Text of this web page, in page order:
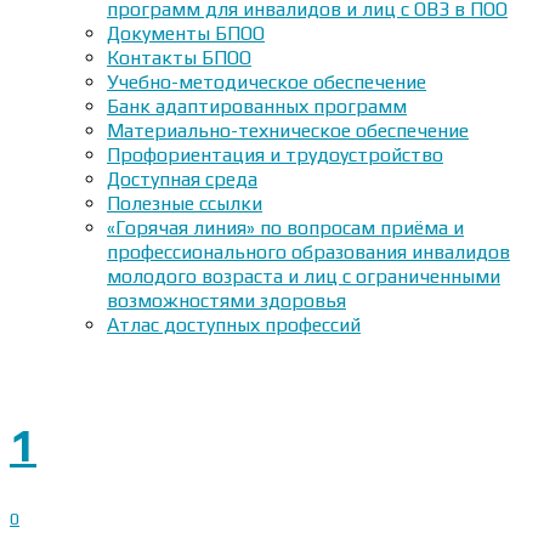
программ для инвалидов и лиц с ОВЗ в ПОО
Документы БПОО
Контакты БПОО
Учебно-методическое обеспечение
Банк адаптированных программ
Материально-техническое обеспечение
Профориентация и трудоустройство
Доступная среда
Полезные ссылки
«Горячая линия» по вопросам приёма и
профессионального образования инвалидов
молодого возраста и лиц с ограниченными
возможностями здоровья
Атлас доступных профессий
1
0